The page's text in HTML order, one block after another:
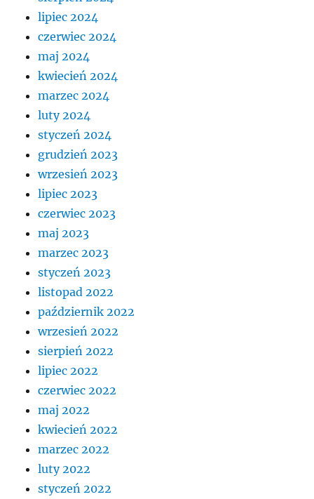
lipiec 2024
czerwiec 2024
maj 2024
kwiecień 2024
marzec 2024
luty 2024
styczeń 2024
grudzień 2023
wrzesień 2023
lipiec 2023
czerwiec 2023
maj 2023
marzec 2023
styczeń 2023
listopad 2022
październik 2022
wrzesień 2022
sierpień 2022
lipiec 2022
czerwiec 2022
maj 2022
kwiecień 2022
marzec 2022
luty 2022
styczeń 2022